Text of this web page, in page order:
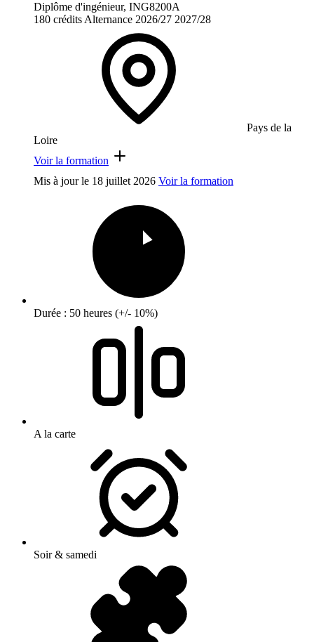
Diplôme d'ingénieur, ING8200A
180 créditsAlternance 2026/27 2027/28
Pays de la
Loire
Voir la formation
Mis à jour le 18 juillet 2026 Voir la formation
Durée : 50 heures (+/- 10%)
A la carte
Soir & samedi